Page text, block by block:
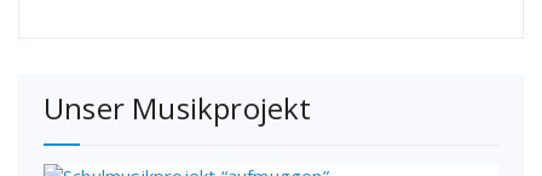
Unser Musikprojekt